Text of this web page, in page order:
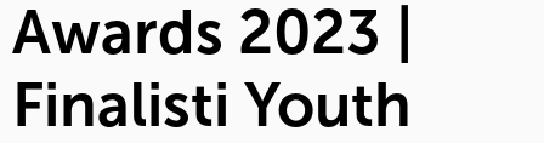
Awards 2023 |
Finalisti Youth